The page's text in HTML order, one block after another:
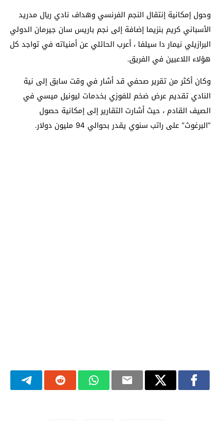
وحول إمكانية إنتقال النجم الفرنسي وهداف نادي ريال مدريد
الأسباني كريم بنزيما إضافة إلى نجم باريس سان جيرمان الدولي
البرازيلي نيمار دا سيلفا ، أعرب الحائلي عن أمنياته في تواجد كل
هؤلاء اللاعبين في الفريق.
وكان أكثر من تقرير صحفي قد أشار في وقت سابق إلى نية
النادي تقديم عرض ضخم للفوزي بخدمات ليونيل ميسي في
الصيف القادم ، حيث أشارت التقارير إلى إمكانية حصول
“البرغوث” على راتب سنوي يقدر بحوالي 94 مليون دولار.